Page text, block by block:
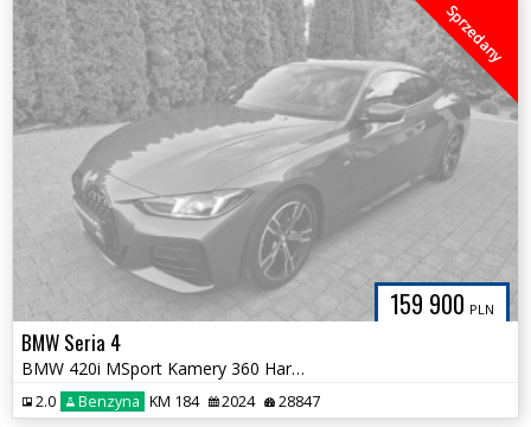
159 900 PLN
Sprzedany
BMW Seria 4
BMW 420i MSport Kamery 360 Harman HeadUp eSIM Śliczna Tylko 28tys km
2.0 Benzyna KM 184 2024 28847